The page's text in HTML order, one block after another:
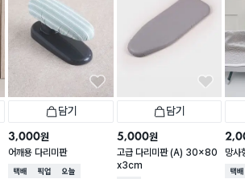
담기
3,000원
어깨용 다리미판
택배배송매장픽업오늘배송
담기
5,000원
고급 다리미판 (A) 30x80
x3cm
망사
택배